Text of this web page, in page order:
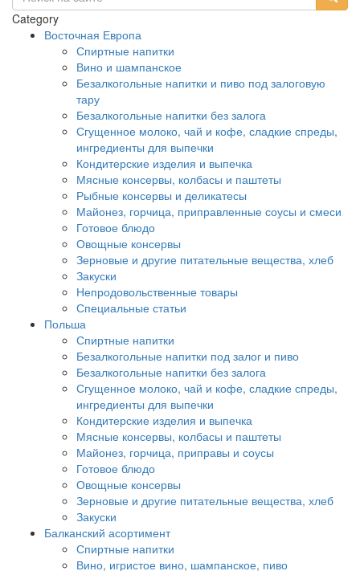
Category
Восточная Европа
Спиртные напитки
Вино и шампанское
Безалкогольные напитки и пиво под залоговую
тару
Безалкогольные напитки без залога
Сгущенное молоко, чай и кофе, сладкие спреды,
ингредиенты для выпечки
Кондитерские изделия и выпечка
Мясные консервы, колбасы и паштеты
Рыбные консервы и деликатесы
Майонез, горчица, приправленные соусы и смеси
Готовое блюдо
Овощные консервы
Зерновые и другие питательные вещества, хлеб
Закуски
Непродовольственные товары
Специальные статьи
Польша
Спиртные напитки
Безалкогольные напитки под залог и пиво
Безалкогольные напитки без залога
Сгущенное молоко, чай и кофе, сладкие спреды,
ингредиенты для выпечки
Кондитерские изделия и выпечка
Мясные консервы, колбасы и паштеты
Майонез, горчица, приправы и соусы
Готовое блюдо
Овощные консервы
Зерновые и другие питательные вещества, хлеб
Закуски
Балканский асортимент
Спиртные напитки
Вино, игристое вино, шампанское, пиво